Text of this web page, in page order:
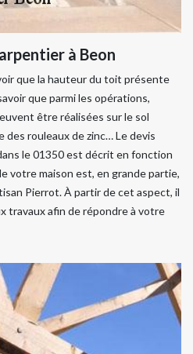
à Beon
que la hauteur du toit présente
que parmi les opérations,
être réalisées sur le sol
des rouleaux de zinc… Le devis
le 01350 est décrit en fonction
votre maison est, en grande partie,
Pierrot. À partir de cet aspect, il
travaux afin de répondre à votre